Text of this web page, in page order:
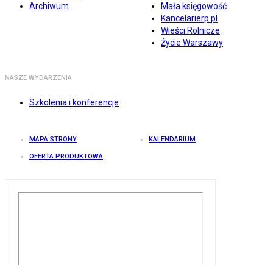
Archiwum
Mała księgowość
Kancelarierp.pl
Wieści Rolnicze
Życie Warszawy
NASZE WYDARZENIA
Szkolenia i konferencje
MAPA STRONY KALENDARIUM
OFERTA PRODUKTOWA